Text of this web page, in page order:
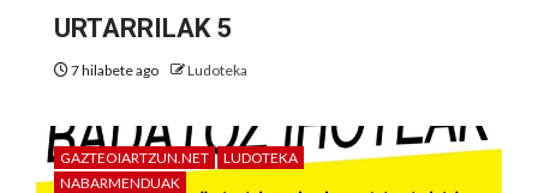
URTARRILAK 5
7 hilabete ago Ludoteka
GAZTEOIARTZUN.NET
LUDOTEKA
NABARMENDUAK